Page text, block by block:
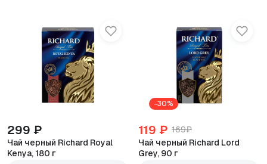
299 ₽
Чай черный Richard Royal
Kenya, 180 г
-30%
119 ₽ 169₽
Чай черный Richard Lord
Grey, 90 г